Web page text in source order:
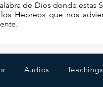
de Dios donde estas
Hebreos que nos
Audios Teachings